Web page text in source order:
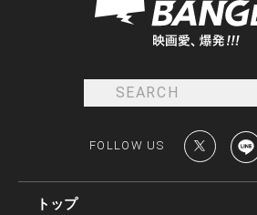
FOLLOW US
トップ